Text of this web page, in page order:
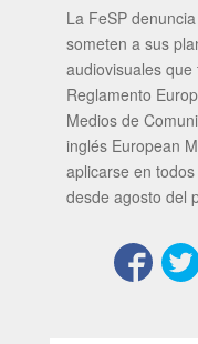
La FeSP
someten a sus
audiovisuales
Reglamento
Medios de
inglés European
aplicarse en
desde agosto del